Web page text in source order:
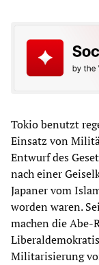
Tokio benutzt
Einsatz von
Entwurf des
nach einer
Japaner vom
worden waren.
machen die Abe-
Militarisierung